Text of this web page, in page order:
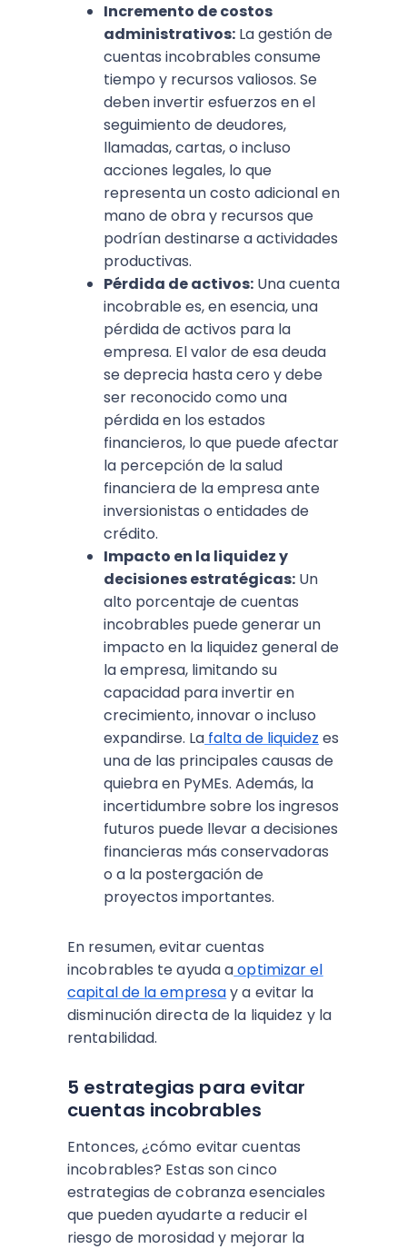
Incremento de costos
administrativos: La gestión de
cuentas incobrables consume
tiempo y recursos valiosos. Se
deben invertir esfuerzos en el
seguimiento de deudores,
llamadas, cartas, o incluso
acciones legales, lo que
representa un costo adicional en
mano de obra y recursos que
podrían destinarse a actividades
productivas.
Pérdida de activos: Una cuenta
incobrable es, en esencia, una
pérdida de activos para la
empresa. El valor de esa deuda
se deprecia hasta cero y debe
ser reconocido como una
pérdida en los estados
financieros, lo que puede afectar
la percepción de la salud
financiera de la empresa ante
inversionistas o entidades de
crédito.
Impacto en la liquidez y
decisiones estratégicas: Un
alto porcentaje de cuentas
incobrables puede generar un
impacto en la liquidez general de
la empresa, limitando su
capacidad para invertir en
crecimiento, innovar o incluso
expandirse. La falta de liquidez es
una de las principales causas de
quiebra en PyMEs. Además, la
incertidumbre sobre los ingresos
futuros puede llevar a decisiones
financieras más conservadoras
o a la postergación de
proyectos importantes.
En resumen, evitar cuentas
incobrables te ayuda aoptimizar el
capital de la empresay a evitar la
disminución directa de la liquidez y la
rentabilidad.
5 estrategias para evitar
cuentas incobrables
Entonces, ¿cómo evitar cuentas
incobrables? Estas son cinco
estrategias de cobranza esenciales
que pueden ayudarte a reducir el
riesgo de morosidad y mejorar la